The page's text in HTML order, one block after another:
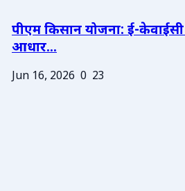
पीएम किसान योजना: ई-
आधार...
Jun 16, 2026 0 23